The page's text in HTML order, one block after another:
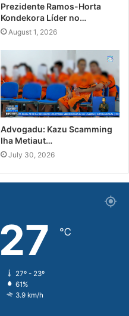
Prezidente Ramos-Horta
Kondekora Líder no…
August 1, 2026
Advogadu: Kazu Scamming
Iha Metiaut…
July 30, 2026
27 ℃
27º - 23º
61%
3.9 km/h